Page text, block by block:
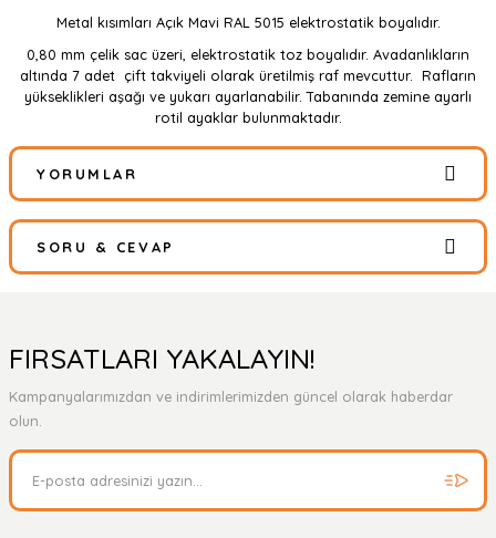
Metal kısımları Açık Mavi RAL 5015 elektrostatik boyalıdır.
0,80 mm çelik sac üzeri, elektrostatik toz boyalıdır. Avadanlıkların
altında 7 adet çift takviyeli olarak üretilmiş raf mevcuttur. Rafların
yükseklikleri aşağı ve yukarı ayarlanabilir. Tabanında zemine ayarlı
rotil ayaklar bulunmaktadır.
YORUMLAR
Bu ürüne ilk yorumu siz yapın!
Yorum Yaz
SORU & CEVAP
Ürün hakkında henüz soru sorulmamış.
FIRSATLARI YAKALAYIN!
Kampanyalarımızdan ve indirimlerimizden güncel olarak haberdar
olun.